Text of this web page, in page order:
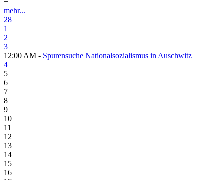
+
mehr...
28
1
2
3
12:00 AM - Spurensuche Nationalsozialismus in Auschwitz
4
5
6
7
8
9
10
11
12
13
14
15
16